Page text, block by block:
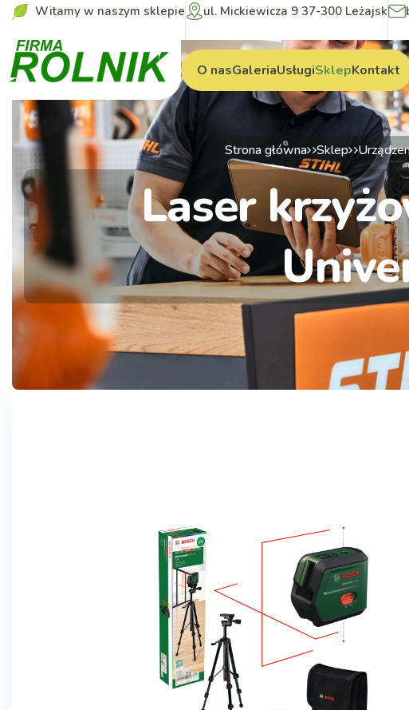
Witamy w naszym sklepie ul. Mickiewicza 9 37-300 Leżajsk
O nasGaleriaUsługiSklepKontakt
Strona główna Sklep
Laser